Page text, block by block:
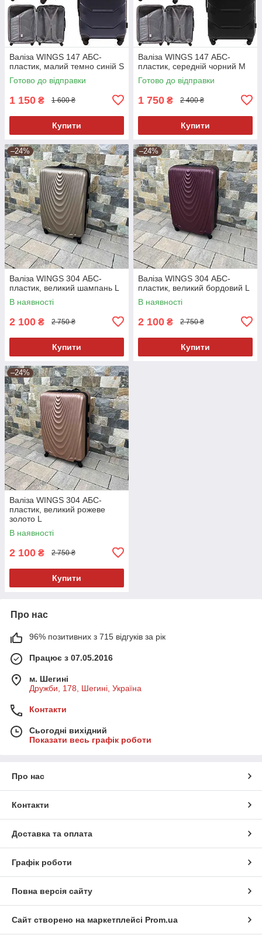
Валіза WINGS 147 АБС-
пластик, малий темно синій S
Готово до відправки
1 150 ₴ 1 600 ₴
Купити
Валіза WINGS 147 АБС-
пластик, середній чорний M
Готово до відправки
1 750 ₴ 2 400 ₴
Купити
–24%
Валіза WINGS 304 АБС-
пластик, великий шампань L
В наявності
2 100 ₴ 2 750 ₴
Купити
–24%
Валіза WINGS 304 АБС-
пластик, великий бордовий L
В наявності
2 100 ₴ 2 750 ₴
Купити
–24%
Валіза WINGS 304 АБС-
пластик, великий рожеве
золото L
В наявності
2 100 ₴ 2 750 ₴
Купити
Про нас
96% позитивних з 715 відгуків за рік
Працює з 07.05.2016
м. Шегині
Дружби, 178, Шегині, Україна
Контакти
Сьогодні вихідний
Показати весь графік роботи
Про нас
Контакти
Доставка та оплата
Графік роботи
Повна версія сайту
Сайт створено на маркетплейсі Prom.ua